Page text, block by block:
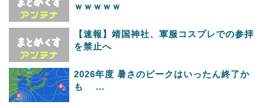
ｗｗｗｗｗ
【速報】靖国神社、軍服コスプレでの参拝
を禁止へ
2026年度 暑さのピークはいったん終了か
も ...